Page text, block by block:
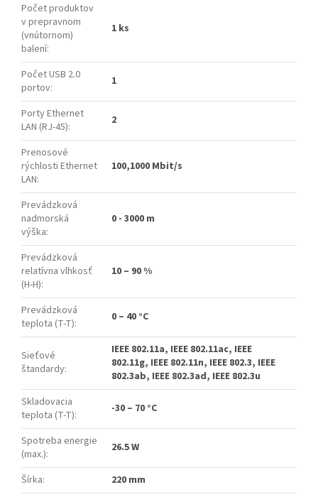
Počet produktov
v prepravnom
(vnútornom)
balení:
1 ks
Počet USB 2.0
portov: 1
Porty Ethernet
LAN (RJ-45): 2
Prenosové
rýchlosti Ethernet
LAN:
100,1000 Mbit/s
Prevádzková
nadmorská
výška:
0 - 3000 m
Prevádzková
relatívna vlhkosť
(H-H):
10 – 90 %
Prevádzková
teplota (T-T): 0 – 40 °C
Sieťové
štandardy:
IEEE 802.11a, IEEE 802.11ac, IEEE
802.11g, IEEE 802.11n, IEEE 802.3, IEEE
802.3ab, IEEE 802.3ad, IEEE 802.3u
Skladovacia
teplota (T-T): -30 – 70 °C
Spotreba energie
(max.): 26.5 W
Šírka:
220 mm